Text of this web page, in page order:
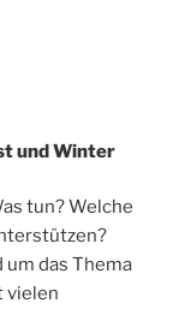
und Winter
tun? Welche
das Thema
vielen